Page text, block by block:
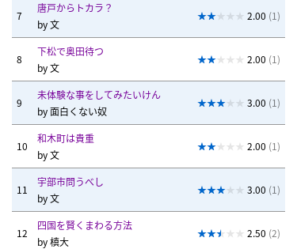
7
唐戸からトカラ？
by文
2.00 (1)
8
下松で奥田待つ
by文
2.00 (1)
9
未体験な事をしてみたいけん
by面白くない奴
3.00 (1)
10
和木町は貴重
by文
2.00 (1)
11
宇部市問うべし
by文
3.00 (1)
12
四国を賢くまわる方法
by槙大
2.50 (2)